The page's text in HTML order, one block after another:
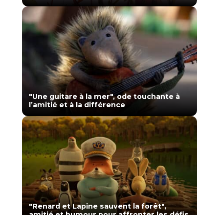
"Une guitare à la mer", ode touchante à
l’amitié et à la différence
"Renard et Lapine sauvent la forêt",